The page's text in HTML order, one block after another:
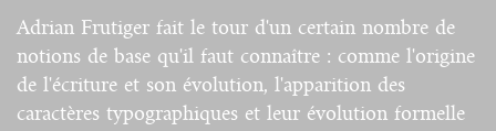
Adrian Frutiger fait le tour d'un certain nombre de
notions de base qu'il faut connaître : comme l'origine
de l'écriture et son évolution, l'apparition des
caractères typographiques et leur évolution formelle